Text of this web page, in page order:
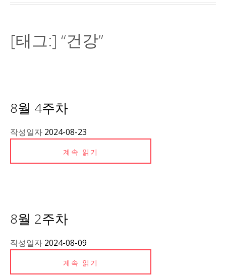
[태그:] “건강”
8월 4주차
작성일자 2024-08-23
계속 읽기
8월 2주차
작성일자 2024-08-09
계속 읽기